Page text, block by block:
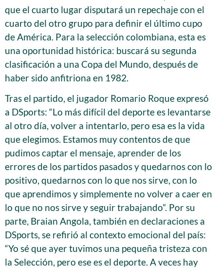
que el cuarto lugar disputará un repechaje con el
cuarto del otro grupo para definir el último cupo
de América. Para la selección colombiana, esta es
una oportunidad histórica: buscará su segunda
clasificación a una Copa del Mundo, después de
haber sido anfitriona en 1982.
Tras el partido, el jugador Romario Roque expresó
a DSports: “Lo más difícil del deporte es levantarse
al otro día, volver a intentarlo, pero esa es la vida
que elegimos. Estamos muy contentos de que
pudimos captar el mensaje, aprender de los
errores de los partidos pasados y quedarnos con lo
positivo, quedarnos con lo que nos sirve, con lo
que aprendimos y simplemente no volver a caer en
lo que no nos sirve y seguir trabajando”. Por su
parte, Braian Angola, también en declaraciones a
DSports, se refirió al contexto emocional del país:
“Yo sé que ayer tuvimos una pequeña tristeza con
la Selección, pero ese es el deporte. A veces hay